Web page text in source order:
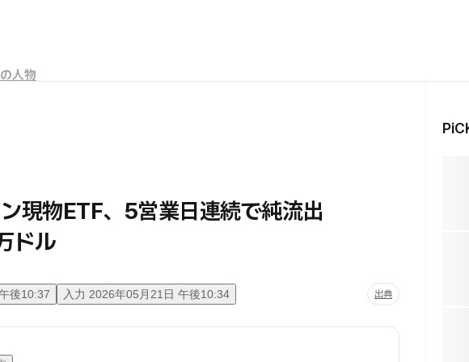
人物
現物ETF、5営業日連続で純流出
ドル
後10:37 入力 2026年05月21日 午後10:34 出典